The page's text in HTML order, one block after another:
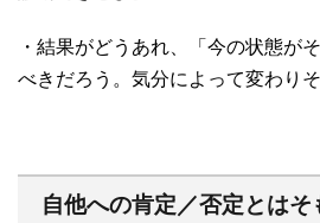
・結果がどうあれ、「今の状態が
べきだろう。気分によって変わり
自他への肯定／否定とはそ